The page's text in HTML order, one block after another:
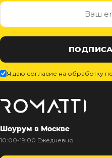
Я даю согласие на обработку
Шоурум в Москве
10:00-19:00 Ежедневно